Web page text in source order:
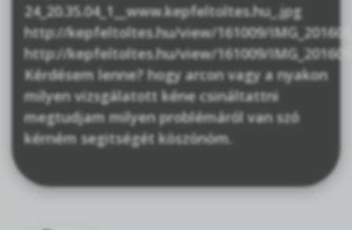
24_20.35.04_1__www.kepfeltoltes.hu_.jpg
http://kepfeltoltes.hu/view/161009/
http://kepfeltoltes.hu/view/161009/
Kérdésem lenne? hogy arcon vagy a nyakon
milyen vizsgálatott kéne csináltattni
megtudjam milyen problémáról van szó
kérném segitségét köszönöm.